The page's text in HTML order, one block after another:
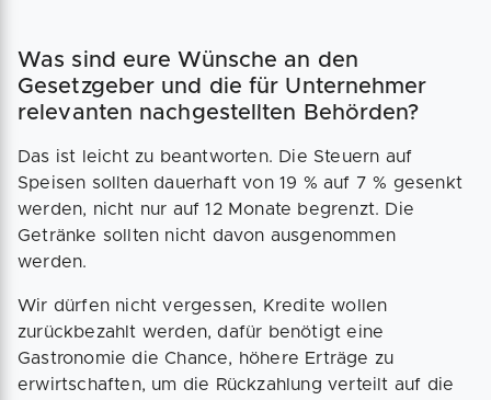
Was sind eure Wünsche an den
Gesetzgeber und die für Unternehmer
relevanten nachgestellten Behörden?
Das ist leicht zu beantworten. Die Steuern auf
Speisen sollten dauerhaft von 19 % auf 7 % gesenkt
werden, nicht nur auf 12 Monate begrenzt. Die
Getränke sollten nicht davon ausgenommen
werden.
Wir dürfen nicht vergessen, Kredite wollen
zurückbezahlt werden, dafür benötigt eine
Gastronomie die Chance, höhere Erträge zu
erwirtschaften, um die Rückzahlung verteilt auf die